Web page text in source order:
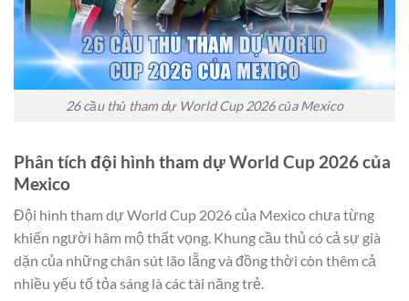
26 cầu thủ tham dự World Cup 2026 của Mexico
Phân tích đội hình tham dự World Cup 2026 của
Mexico
Đội hình tham dự World Cup 2026 của Mexico chưa từng
khiến người hâm mộ thất vọng. Khung cầu thủ có cả sự già
dặn của những chân sút lão lẵng và đồng thời còn thêm cả
nhiều yếu tố tỏa sáng là các tài năng trẻ.